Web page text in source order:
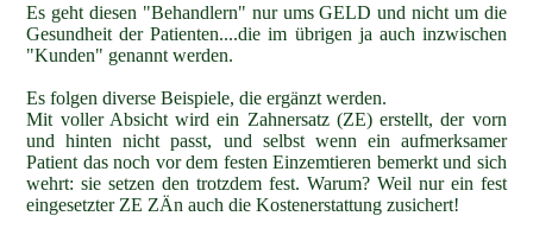
Es geht diesen "Behandlern" nur ums GELD und nicht um die
Gesundheit der Patienten....die im übrigen ja auch inzwischen
"Kunden" genannt werden.
Es folgen diverse Beispiele, die ergänzt werden.
Mit voller Absicht wird ein Zahnersatz (ZE) erstellt, der vorn
und hinten nicht passt, und selbst wenn ein aufmerksamer
Patient das noch vor dem festen Einzemtieren bemerkt und sich
wehrt: sie setzen den trotzdem fest. Warum? Weil nur ein fest
eingesetzter ZE ZÄn auch die Kostenerstattung zusichert!